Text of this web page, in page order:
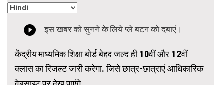
केंद्रीय माध्यमिक शिक्षा बोर्ड बेहद जल्द ही 10वीं और 12वीं
क्लास का रिजल्ट जारी करेगा. जिसे छात्र-छात्राएं आधिकारिक